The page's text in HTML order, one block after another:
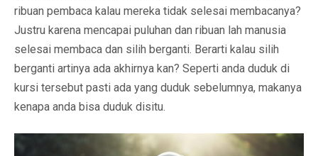
ribuan pembaca kalau mereka tidak selesai membacanya?
Justru karena mencapai puluhan dan ribuan lah manusia
selesai membaca dan silih berganti. Berarti kalau silih
berganti artinya ada akhirnya kan? Seperti anda duduk di
kursi tersebut pasti ada yang duduk sebelumnya, makanya
kenapa anda bisa duduk disitu.